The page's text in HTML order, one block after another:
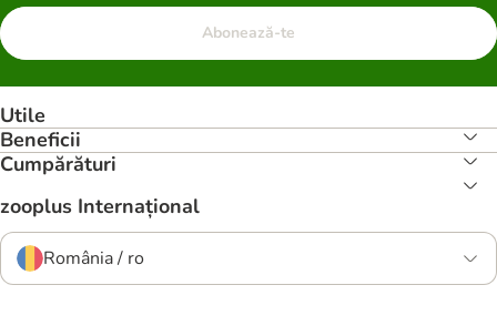
Abonează-te
Utile
Beneficii
Cumpărături
zooplus Internațional
România / ro